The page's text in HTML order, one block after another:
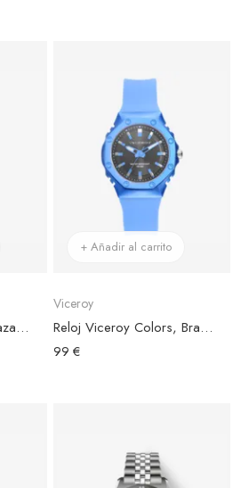
Reloj Viceroy Chic, Brazalete Acero Plateado, Esfera Marrón
+ Añadir al carrito
Viceroy
Reloj Viceroy Colors, Brazalete Silicona Azul, Esfera Negra
99 €